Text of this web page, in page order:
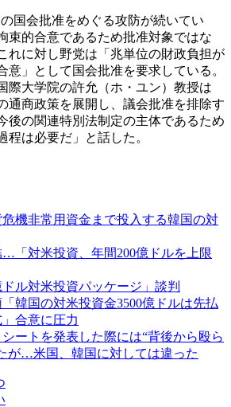
国会批准をめぐる攻防が続いてい
束的合意であるため批准対象ではな
れに対し野党は「兆単位の財政負担が
意」として国会批准を要求している。
際大学院の許允（ホ・ユン）教授は
通商政策を展開し、議会批准を排除す
後の関連特別法制定の主体であるため
程は必要だ」と話した。
危機非常用資金まで投入する韓国の対
「対米投資、年間200億ドルを上限
ル対米投資パッケージ」談判
「韓国の対米投資金3500億ドルは先払
合意に圧力
ートを発表した際には“背後から殴ら
が…米国、韓国に対しては違った